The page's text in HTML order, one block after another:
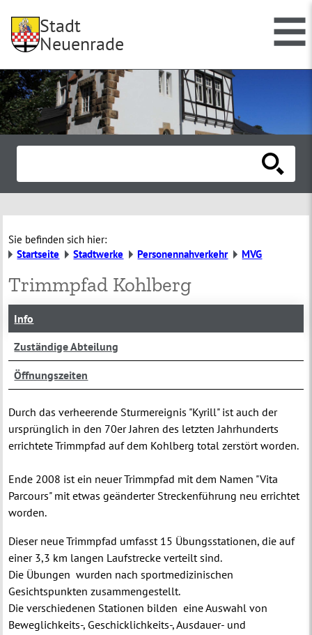
Stadt
Neuenrade
Sie befinden sich hier:
Startseite
Stadtwerke Personennahverkehr MVG
Trimmpfad Kohlberg
Info
Zuständige Abteilung
Öffnungszeiten
Durch das verheerende Sturmereignis "Kyrill" ist auch der
ursprünglich in den 70er Jahren des letzten Jahrhunderts
errichtete Trimmpfad auf dem Kohlberg total zerstört worden.
Ende 2008 ist ein neuer Trimmpfad mit dem Namen "Vita
Parcours" mit etwas geänderter Streckenführung neu errichtet
worden.
Dieser neue Trimmpfad umfasst 15 Übungsstationen, die auf
einer 3,3 km langen Laufstrecke verteilt sind.
Die Übungen wurden nach sportmedizinischen
Gesichtspunkten zusammengestellt.
Die verschiedenen Stationen bilden eine Auswahl von
Beweglichkeits-, Geschicklichkeits-, Ausdauer- und